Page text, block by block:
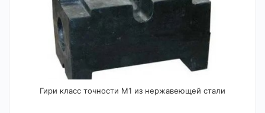
Гири класс точности М1 из нержавеющей стали